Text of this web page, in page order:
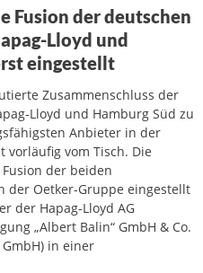
Fusion der deutschen
Lloyd und
eingestellt
Zusammenschluss der
Lloyd und Hamburg Süd zu
Anbieter in der
vom Tisch. Die
der beiden
der Oetker-Gruppe eingestellt
der Hapag-Lloyd AG
„Albert Balin“ GmbH & Co.
in einer